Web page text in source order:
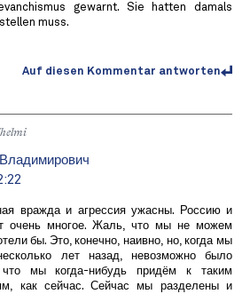
gewarnt. Sie hatten damals
muss.
Auf diesen Kommentar antworten
вражда и агрессия ужасны. Россию и
очень многое. Жаль, что мы не можем
бы. Это, конечно, наивно, но, когда мы
лет назад, невозможно было
что мы когда-нибудь придём к таким
как сейчас. Сейчас мы разделены и